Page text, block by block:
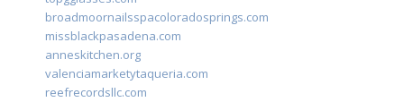
broadmoornailsspacoloradosprings.com
missblackpasadena.com
anneskitchen.org
valenciamarketytaqueria.com
reefrecordsllc.com